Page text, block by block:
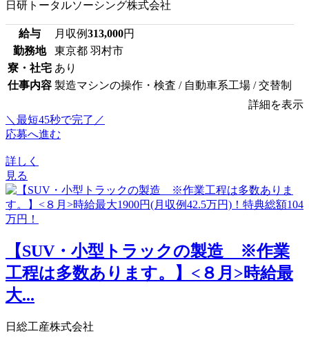
日研トータルソーシング株式会社
給与 月収例313,000円
勤務地
東京都 羽村市
寮・社宅 あり
仕事内容 製造マシンの操作・検査 / 自動車系工場 / 交替制
詳細を表示
＼最短45秒で完了／
応募へ進む
詳しく
見る
【SUV・小型トラックの製造 ※作業
工程は多数あります。】<８月>時給最
大...
日総工産株式会社